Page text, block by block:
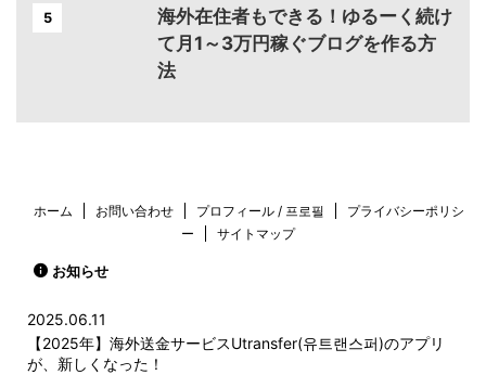
5
海外在住者もできる！ゆるーく続け
て月1～3万円稼ぐブログを作る方
法
ホーム お問い合わせ プロフィール / 프로필
プライバシーポリシ
ー
サイトマップ
お知らせ
2025.06.11
【2025年】海外送金サービスUtransfer(유트랜스퍼)のアプリ
が、新しくなった！